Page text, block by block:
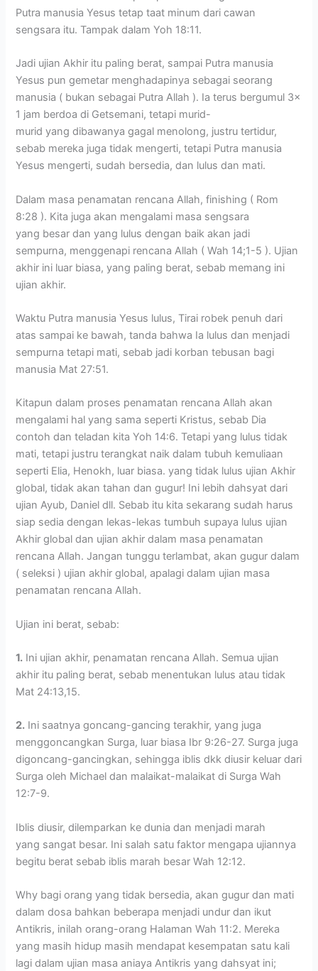
Putra manusia Yesus tetap taat minum dari cawan
sengsara itu. Tampak dalam Yoh 18:11.
Jadi ujian Akhir itu paling berat, sampai Putra manusia
Yesus pun gemetar menghadapinya sebagai seorang
manusia ( bukan sebagai Putra Allah ). Ia terus bergumul 3x
1 jam berdoa di Getsemani, tetapi murid-
murid yang dibawanya gagal menolong, justru tertidur,
sebab mereka juga tidak mengerti, tetapi Putra manusia
Yesus mengerti, sudah bersedia, dan lulus dan mati.
Dalam masa penamatan rencana Allah, finishing ( Rom
8:28 ). Kita juga akan mengalami masa sengsara
yang besar dan yang lulus dengan baik akan jadi
sempurna, menggenapi rencana Allah ( Wah 14;1-5 ). Ujian
akhir ini luar biasa, yang paling berat, sebab memang ini
ujian akhir.
Waktu Putra manusia Yesus lulus, Tirai robek penuh dari
atas sampai ke bawah, tanda bahwa Ia lulus dan menjadi
sempurna tetapi mati, sebab jadi korban tebusan bagi
manusia Mat 27:51.
Kitapun dalam proses penamatan rencana Allah akan
mengalami hal yang sama seperti Kristus, sebab Dia
contoh dan teladan kita Yoh 14:6. Tetapi yang lulus tidak
mati, tetapi justru terangkat naik dalam tubuh kemuliaan
seperti Elia, Henokh, luar biasa. yang tidak lulus ujian Akhir
global, tidak akan tahan dan gugur! Ini lebih dahsyat dari
ujian Ayub, Daniel dll. Sebab itu kita sekarang sudah harus
siap sedia dengan lekas-lekas tumbuh supaya lulus ujian
Akhir global dan ujian akhir dalam masa penamatan
rencana Allah. Jangan tunggu terlambat, akan gugur dalam
( seleksi ) ujian akhir global, apalagi dalam ujian masa
penamatan rencana Allah.
Ujian ini berat, sebab:
1. Ini ujian akhir, penamatan rencana Allah. Semua ujian
akhir itu paling berat, sebab menentukan lulus atau tidak
Mat 24:13,15.
2. Ini saatnya goncang-gancing terakhir, yang juga
menggoncangkan Surga, luar biasa Ibr 9:26-27. Surga juga
digoncang-gancingkan, sehingga iblis dkk diusir keluar dari
Surga oleh Michael dan malaikat-malaikat di Surga Wah
12:7-9.
Iblis diusir, dilemparkan ke dunia dan menjadi marah
yang sangat besar. Ini salah satu faktor mengapa ujiannya
begitu berat sebab iblis marah besar Wah 12:12.
Why bagi orang yang tidak bersedia, akan gugur dan mati
dalam dosa bahkan beberapa menjadi undur dan ikut
Antikris, inilah orang-orang Halaman Wah 11:2. Mereka
yang masih hidup masih mendapat kesempatan satu kali
lagi dalam ujian masa aniaya Antikris yang dahsyat ini;